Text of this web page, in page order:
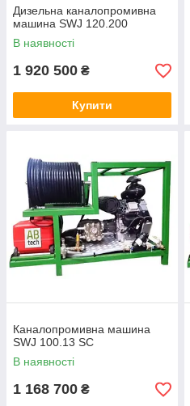
Дизельна каналопромивна
машина SWJ 120.200
В наявності
1 920 500 ₴
Купити
Каналопромивна машина
SWJ 100.13 SC
В наявності
1 168 700 ₴